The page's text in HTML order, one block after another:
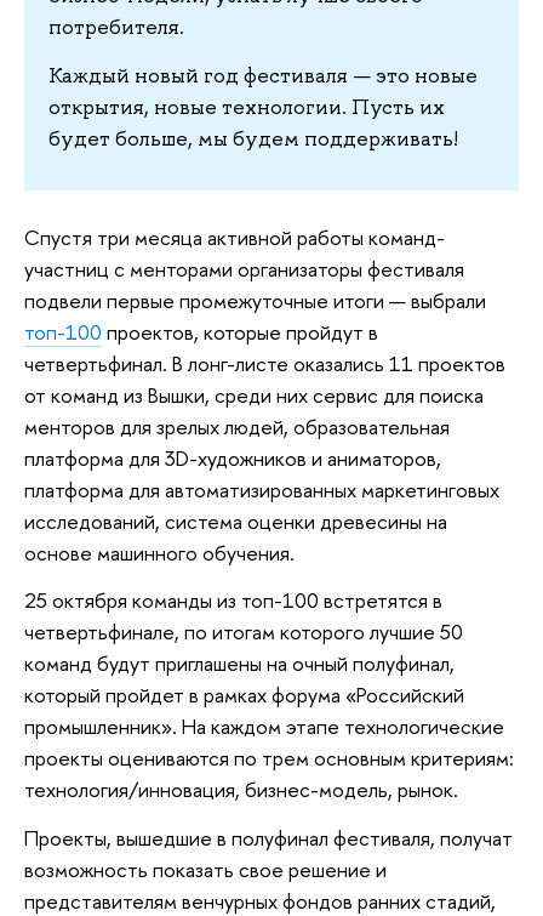
потребителя.
Каждый новый год фестиваля — это новые
открытия, новые технологии. Пусть их
будет больше, мы будем поддерживать!
Спустя три месяца активной работы команд-
участниц с менторами организаторы фестиваля
подвели первые промежуточные итоги — выбрали
топ-100 проектов, которые пройдут в
четвертьфинал. В лонг-листе оказались 11 проектов
от команд из Вышки, среди них сервис для поиска
менторов для зрелых людей, образовательная
платформа для 3D-художников и аниматоров,
платформа для автоматизированных маркетинговых
исследований, система оценки древесины на
основе машинного обучения.
25 октября команды из топ-100 встретятся в
четвертьфинале, по итогам которого лучшие 50
команд будут приглашены на очный полуфинал,
который пройдет в рамках форума «Российский
промышленник». На каждом этапе технологические
проекты оцениваются по трем основным критериям:
технология/инновация, бизнес-модель, рынок.
Проекты, вышедшие в полуфинал фестиваля, получат
возможность показать свое решение и
представителям венчурных фондов ранних стадий,